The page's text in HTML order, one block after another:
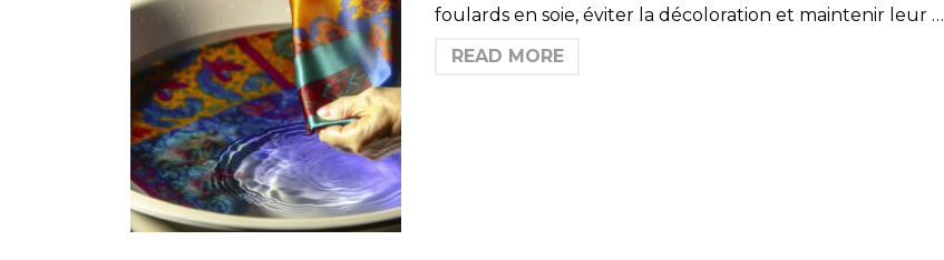
foulards en soie, éviter la décoloration et maintenir leur …
READ MORE